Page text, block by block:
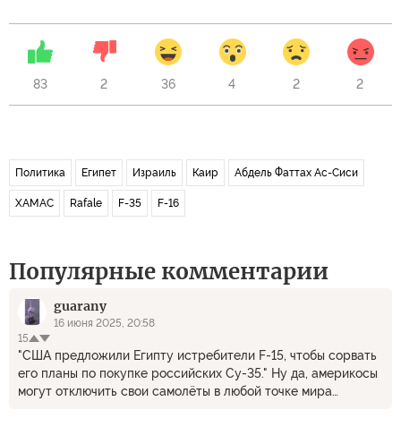
83 2 36 4 2 2
Политика Египет Израиль Каир Абдель Фаттах Ас-Сиси
ХАМАС Rafale F-35 F-16
Популярные комментарии
guarany
16 июня 2025, 20:58
15
"США предложили Египту истребители F-15, чтобы сорвать
его планы по покупке российских Су-35." Ну да, америкосы
могут отключить свои самолёты в любой точке мира